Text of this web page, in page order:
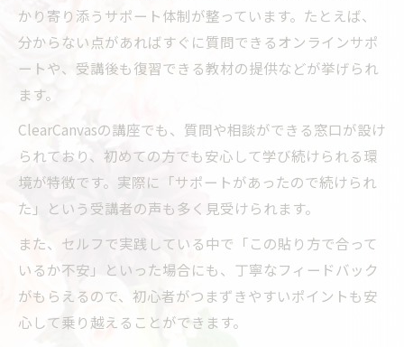
かり寄り添うサポート体制が整っています。たとえば、
分からない点があればすぐに質問できるオンラインサポ
ートや、受講後も復習できる教材の提供などが挙げられ
ます。
ClearCanvasの講座でも、質問や相談ができる窓口が設け
られており、初めての方でも安心して学び続けられる環
境が特徴です。実際に「サポートがあったので続けられ
た」という受講者の声も多く見受けられます。
また、セルフで実践している中で「この貼り方で合って
いるか不安」といった場合にも、丁寧なフィードバック
がもらえるので、初心者がつまずきやすいポイントも安
心して乗り越えることができます。